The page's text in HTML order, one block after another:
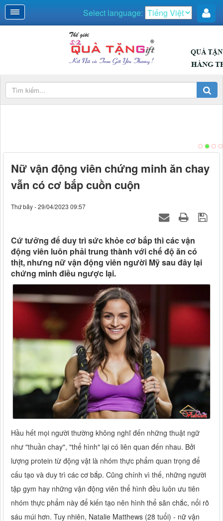
Select language:
Nữ vận động viên chứng minh ăn chay
vẫn có cơ bắp cuồn cuộn
Thứ bảy - 29/04/2023 09:57
Cứ tưởng để duy trì sức khỏe cơ bắp thì các vận
động viên luôn phải trung thành với chế độ ăn có
thịt, nhưng nữ vận động viên người Mỹ sau đây lại
chứng minh điều ngược lại.
Hầu hết mọi người thường không nghĩ đến những thuật ngữ
như "thuần chay", "thể hình" lại có liên quan đến nhau. Bởi
lượng protein từ động vật là nhóm thực phẩm quan trọng để
cấu tạo và duy trì các cơ bắp. Cũng chính vì thế, những người
tập gym hay những vận động viên thể hình đều luôn ưu tiên
nhóm thực phẩm này để kiến tạo nên hình thể săn chắc, nổi rõ
sáu múi hơn. Tuy nhiên, Natalie Matthews (28 tuổi) - nữ vận